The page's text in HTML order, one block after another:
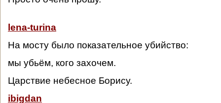
lena-turina
На мосту было показательное убийство:
мы убьём, кого захочем.
Царствие небесное Борису.
ibigdan